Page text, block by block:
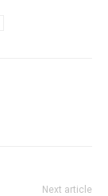
Next article